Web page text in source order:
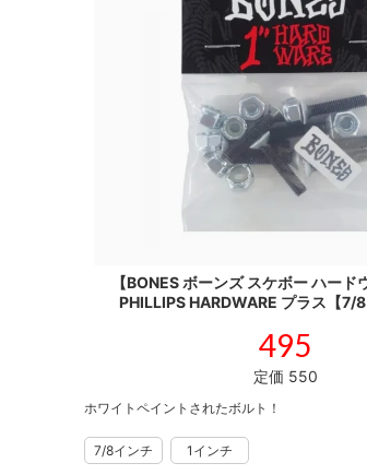
【BONES ボーンズ スケボー ハード
PHILLIPS HARDWARE プラス【7/
495
定価 550
ホワイトペイントされたボルト！